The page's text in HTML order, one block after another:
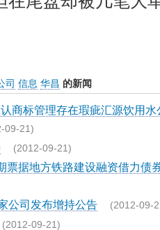
司 信息 华昌 的新闻
商标管理存在瑕疵汇源饮用水
09-21)
(2012-09-21)
票据地方铁路建设融资借力债
公司发布增持公告 (2012-09-
(2012-09-21)